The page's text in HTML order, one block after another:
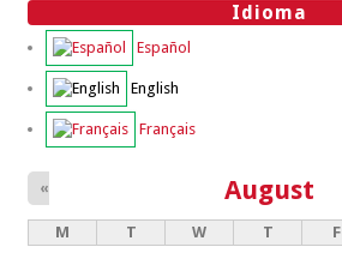
Idioma
Español
English
Français
August
«
M T W T F